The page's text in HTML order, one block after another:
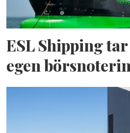
ESL Shipping
egen